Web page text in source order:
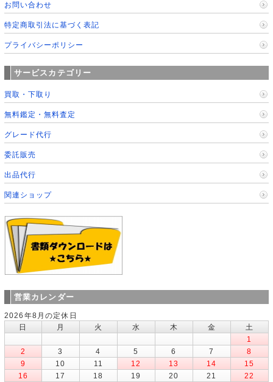
お問い合わせ
特定商取引法に基づく表記
プライバシーポリシー
サービスカテゴリー
買取・下取り
無料鑑定・無料査定
グレード代行
委託販売
出品代行
関連ショップ
営業カレンダー
2026年8月の定休日
日
月 火 水 木 金
土
1
2
3 4 5 6 7
8
9
10 11 12 13 14
15
16
17 18 19 20 21
22